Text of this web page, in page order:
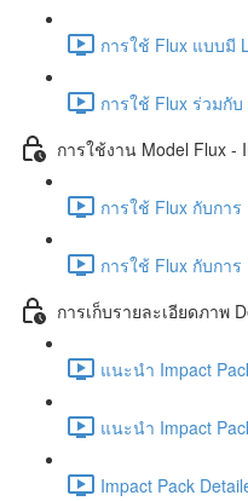
การใช้ Flux แบบมี
การใช้ Flux ร่วมกั
การใช้งาน Model Flux -
การใช้ Flux กับการ
การใช้ Flux กับการ
การเก็บรายละเอียดภาพ
แนะนำ Impact
แนะนำ Impact
Impact Pack